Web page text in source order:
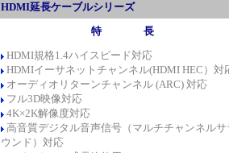
HDMI延長ケーブルシリーズ
特 長
HDMI規格1.4ハイスピード対応
HDMIイーサネットチャンネル(HDMI HEC）対
オーディオリターンチャンネル (ARC) 対応
フル3D映像対応
4K×2K解像度対応
高音質デジタル音声信号（マルチチャンネルサ
ウンド）対応